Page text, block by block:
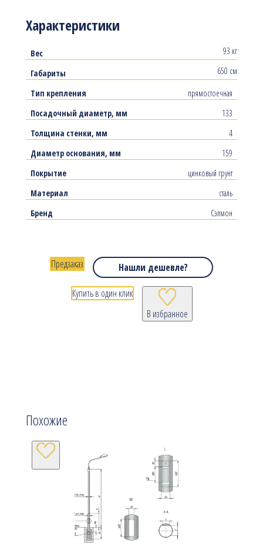
Характеристики
Вес
93 кг
Габариты
650 см
Тип крепления
прямостоечная
Посадочный диаметр, мм
133
Толщина стенки, мм
4
Диаметр основания, мм
159
Покрытие
цинковый грунт
Материал
сталь
Бренд
Сэлмон
Нашли дешевле?
В избранное
Предзаказ
Купить в один клик
Похожие